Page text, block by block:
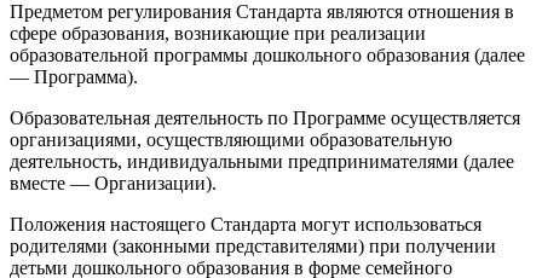
Предметом регулирования Стандарта являются отношения в
сфере образования, возникающие при реализации
образовательной программы дошкольного образования (далее
— Программа).
Образовательная деятельность по Программе осуществляется
организациями, осуществляющими образовательную
деятельность, индивидуальными предпринимателями (далее
вместе — Организации).
Положения настоящего Стандарта могут использоваться
родителями (законными представителями) при получении
детьми дошкольного образования в форме семейного